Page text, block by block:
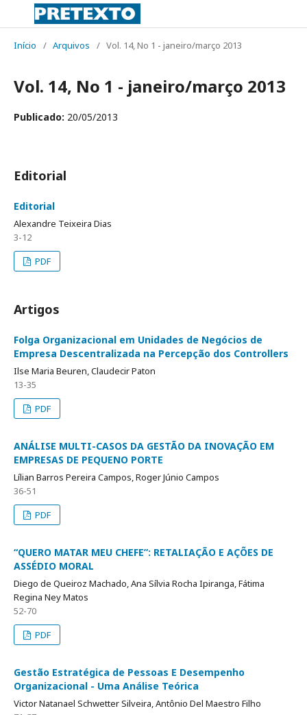
Início / Arquivos / Vol. 14, No 1 - janeiro/março 2013
Vol. 14, No 1 - janeiro/março 2013
Publicado: 20/05/2013
Editorial
Editorial
Alexandre Teixeira Dias
3-12
PDF
Artigos
Folga Organizacional em Unidades de Negócios de
Empresa Descentralizada na Percepção dos Controllers
Ilse Maria Beuren, Claudecir Paton
13-35
PDF
ANÁLISE MULTI-CASOS DA GESTÃO DA INOVAÇÃO EM
EMPRESAS DE PEQUENO PORTE
Lílian Barros Pereira Campos, Roger Júnio Campos
36-51
PDF
“QUERO MATAR MEU CHEFE”: RETALIAÇÃO E AÇÕES DE
ASSÉDIO MORAL
Diego de Queiroz Machado, Ana Sílvia Rocha Ipiranga, Fátima
Regina Ney Matos
52-70
PDF
Gestão Estratégica de Pessoas E Desempenho
Organizacional - Uma Análise Teórica
Victor Natanael Schwetter Silveira, Antônio Del Maestro Filho